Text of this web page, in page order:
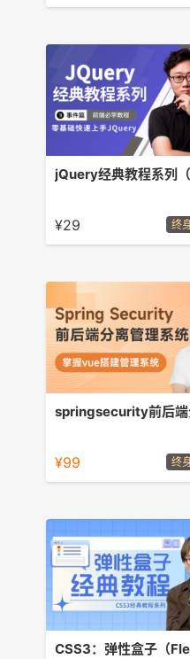
分 - 事件部分，学后可以达
jQuery基础
¥29 终
Security框架能更好的兼容
¥99 终